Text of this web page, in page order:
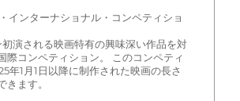
インターナショナル・コンペティショ
演される映画特有の興味深い作品を対
際コンペティション。 このコンペティ
年1月1日以降に制作された映画の長さ
きます。